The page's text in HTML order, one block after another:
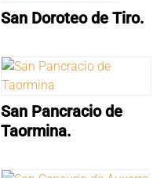
San Doroteo de Tiro.
San Pancracio de
Taormina.